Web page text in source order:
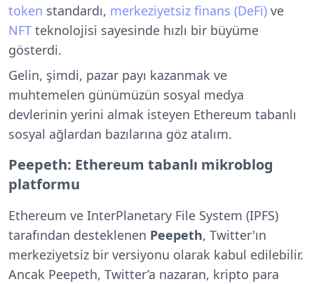
token standardı, merkeziyetsiz finans (DeFi) ve
NFT teknolojisi sayesinde hızlı bir büyüme
gösterdi.
Gelin, şimdi, pazar payı kazanmak ve
muhtemelen günümüzün sosyal medya
devlerinin yerini almak isteyen Ethereum tabanlı
sosyal ağlardan bazılarına göz atalım.
Peepeth: Ethereum tabanlı mikroblog
platformu
Ethereum ve InterPlanetary File System (IPFS)
tarafından desteklenen Peepeth, Twitter'ın
merkeziyetsiz bir versiyonu olarak kabul edilebilir.
Ancak Peepeth, Twitter’a nazaran, kripto para